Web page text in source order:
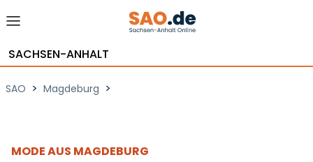
SACHSEN-ANHALT
SAO > Magdeburg >
MODE AUS MAGDEBURG